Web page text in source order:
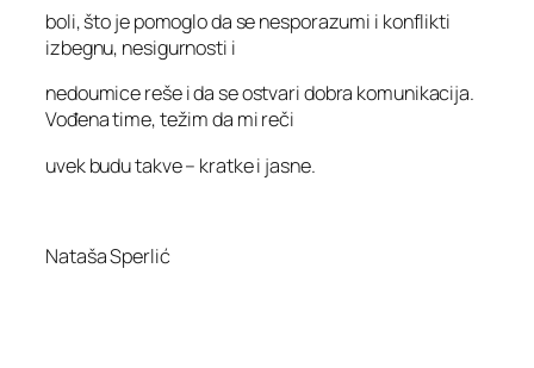
boli, što je pomoglo da se nesporazumi i konflikti
izbegnu, nesigurnosti i
nedoumice reše i da se ostvari dobra komunikacija.
Vođena time, težim da mi reči
uvek budu takve – kratke i jasne.
Nataša Sperlić